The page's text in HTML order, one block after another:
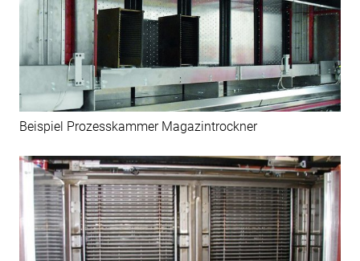
Beispiel Prozesskammer Magazintrockner